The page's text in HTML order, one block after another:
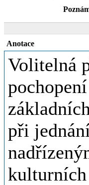
Anotace
Volitelná
při